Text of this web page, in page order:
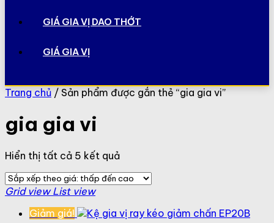
GIÁ GIA VỊ DAO THỚT
GIÁ GIA VỊ
Trang chủ / Sản phẩm được gắn thẻ “gia gia vi”
gia gia vi
Hiển thị tất cả 5 kết quảĐã
xếp
thấp
Grid view List view
Giảm giá!